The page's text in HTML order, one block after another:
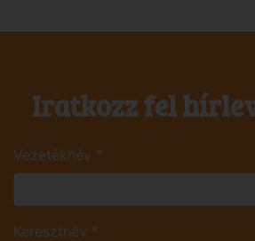
Iratkozz fel
Vezetéknév *
Keresztnév *